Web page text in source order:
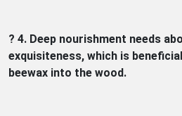
? 4. Deep nourishment needs
exquisiteness, which is
beewax into the wood.